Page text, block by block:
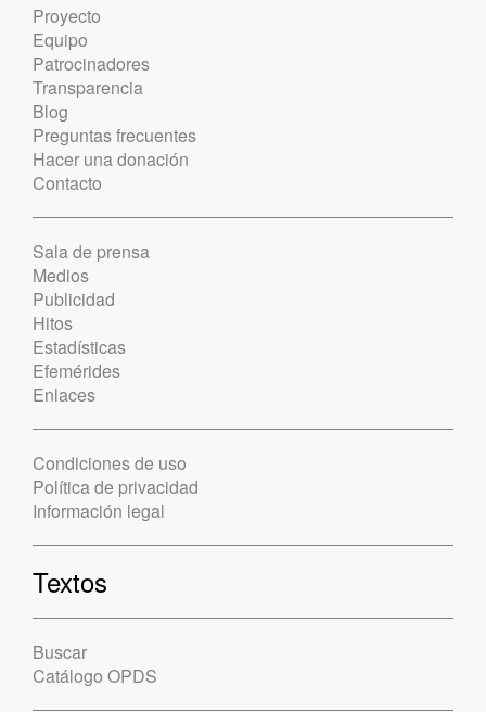
Proyecto
Equipo
Patrocinadores
Transparencia
Blog
Preguntas frecuentes
Hacer una donación
Contacto
Sala de prensa
Medios
Publicidad
Hitos
Estadísticas
Efemérides
Enlaces
Condiciones de uso
Política de privacidad
Información legal
Textos
Buscar
Catálogo OPDS